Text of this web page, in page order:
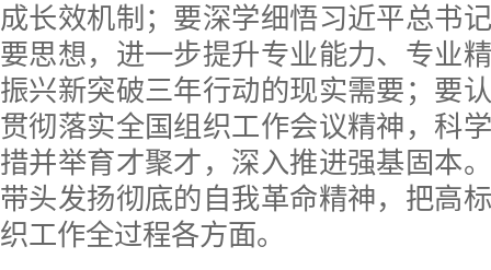
成长效机制；要深学细悟习近平总书
要思想，进一步提升专业能力、专业
振兴新突破三年行动的现实需要；要
贯彻落实全国组织工作会议精神，科
措并举育才聚才，深入推进强基固本
带头发扬彻底的自我革命精神，把高
织工作全过程各方面。